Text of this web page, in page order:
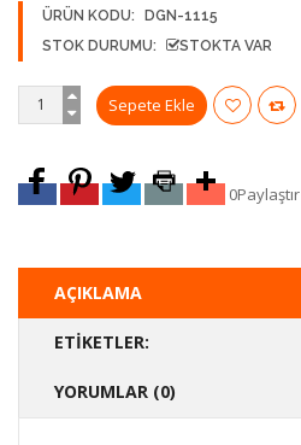
ÜRÜN KODU:
DGN-1115
STOK DURUMU:
STOKTA VAR
0Paylaştır
AÇIKLAMA
ETIKETLER:
YORUMLAR (0)